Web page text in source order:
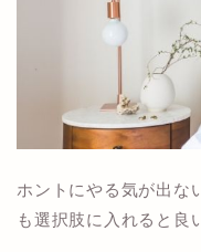
ホントにやる気が出な
も選択肢に入れると良